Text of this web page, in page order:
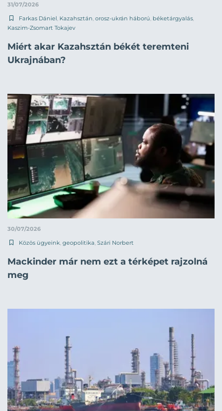
31/07/2026
Farkas Dániel, Kazahsztán, orosz-ukrán háború, béketárgyalás,
Kaszim-Zsomart Tokajev
Miért akar Kazahsztán békét teremteni
Ukrajnában?
30/07/2026
Közös ügyeink, geopolitika, Szári Norbert
Mackinder már nem ezt a térképet rajzolná
meg